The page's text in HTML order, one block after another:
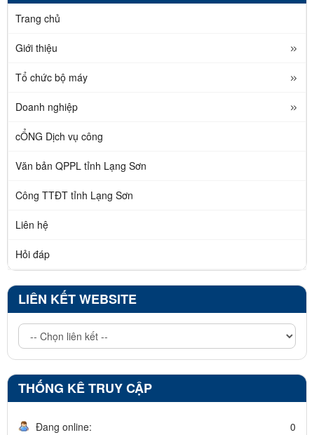
Trang chủ
Giới thiệu
Tổ chức bộ máy
Doanh nghiệp
cỔNG Dịch vụ công
Văn bản QPPL tỉnh Lạng Sơn
Công TTĐT tỉnh Lạng Sơn
Liên hệ
Hỏi đáp
LIÊN KẾT WEBSITE
THỐNG KÊ TRUY CẬP
Đang online: 0